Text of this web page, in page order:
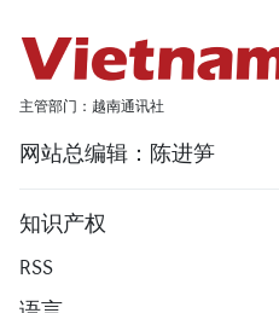
主管部门：越南通讯社
网站总编辑：陈进笋
知识产权
RSS